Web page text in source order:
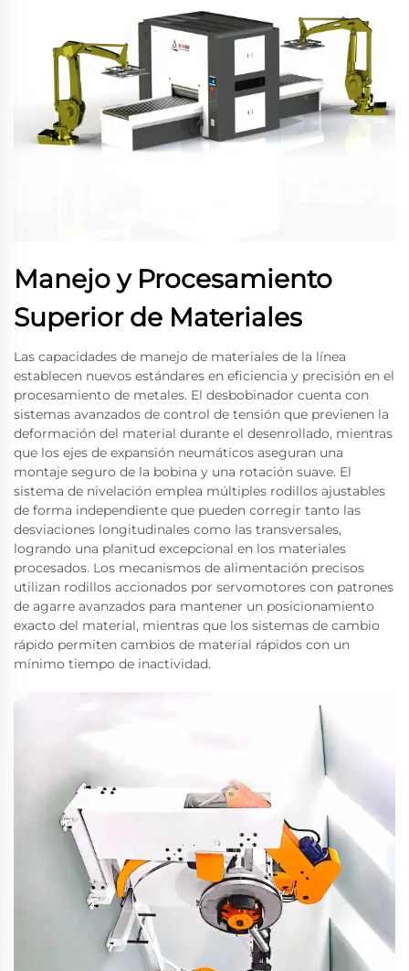
Manejo y Procesamiento
Superior de Materiales
Las capacidades de manejo de materiales de la línea
establecen nuevos estándares en eficiencia y precisión en el
procesamiento de metales. El desbobinador cuenta con
sistemas avanzados de control de tensión que previenen la
deformación del material durante el desenrollado, mientras
que los ejes de expansión neumáticos aseguran una
montaje seguro de la bobina y una rotación suave. El
sistema de nivelación emplea múltiples rodillos ajustables
de forma independiente que pueden corregir tanto las
desviaciones longitudinales como las transversales,
logrando una planitud excepcional en los materiales
procesados. Los mecanismos de alimentación precisos
utilizan rodillos accionados por servomotores con patrones
de agarre avanzados para mantener un posicionamiento
exacto del material, mientras que los sistemas de cambio
rápido permiten cambios de material rápidos con un
mínimo tiempo de inactividad.